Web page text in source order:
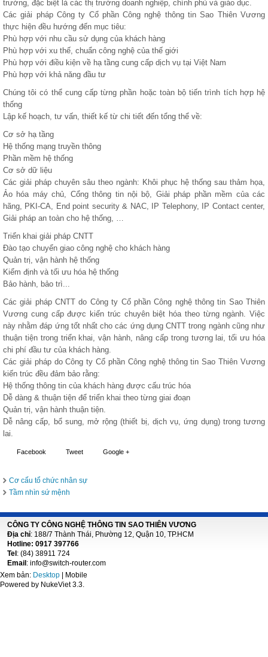
trường, đặc biệt là các thị trường doanh nghiệp, chính phủ và giáo dục.
Các giải pháp Công ty Cổ phần Công nghệ thông tin Sao Thiên Vương
thực hiện đều hướng đến mục tiêu:
Phù hợp với nhu cầu sử dụng của khách hàng
Phù hợp với xu thế, chuẩn công nghệ của thế giới
Phù hợp với điều kiện về hạ tầng cung cấp dịch vụ tại Việt Nam
Phù hợp với khả năng đầu tư
Chúng tôi có thể cung cấp từng phần hoặc toàn bộ tiến trình tích hợp hệ
thống
Lập kế hoạch, tư vấn, thiết kế từ chi tiết đến tổng thể về:
Cơ sở hạ tầng
Hệ thống mạng truyền thông
Phần mềm hệ thống
Cơ sở dữ liệu
Các giải pháp chuyên sâu theo ngành: Khôi phục hệ thống sau thảm họa,
Ảo hóa máy chủ, Cổng thông tin nội bộ, Giải pháp phần mềm của các
hãng, PKI-CA, End point security & NAC, IP Telephony, IP Contact center,
Giải pháp an toàn cho hệ thống, …
Triển khai giải pháp CNTT
Đào tạo chuyển giao công nghệ cho khách hàng
Quản trị, vận hành hệ thống
Kiểm định và tối ưu hóa hệ thống
Bảo hành, bảo trì...
Các giải pháp CNTT do Công ty Cổ phần Công nghệ thông tin Sao Thiên
Vương cung cấp được kiến trúc chuyên biệt hóa theo từng ngành. Việc
này nhằm đáp ứng tốt nhất cho các ứng dụng CNTT trong ngành cũng như
thuận tiện trong triển khai, vận hành, nâng cấp trong tương lai, tối ưu hóa
chi phí đầu tư của khách hàng.
Các giải pháp do Công ty Cổ phần Công nghệ thông tin Sao Thiên Vương
kiến trúc đều đảm bảo rằng:
Hệ thống thông tin của khách hàng được cấu trúc hóa
Dễ dàng & thuận tiện để triển khai theo từng giai đoạn
Quản trị, vận hành thuận tiện.
Dễ nâng cấp, bổ sung, mở rộng (thiết bị, dịch vụ, ứng dụng) trong tương
lai.
Facebook Tweet Google +
Cơ cấu tổ chức nhân sự
Tầm nhìn sứ mệnh
CÔNG TY CÔNG NGHỆ THÔNG TIN SAO THIÊN VƯƠNG
Địa chỉ: 188/7 Thành Thái, Phường 12, Quận 10, TP.HCM
Hotline: 0917 397766
Tel : (84) 38911 724
Email : info@switch-router.com
Xem bản: Desktop | Mobile
Powered by NukeViet 3.3.